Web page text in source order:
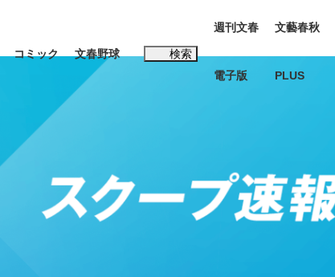
コミック 文春野球 検索
週刊文春
電子版
文藝春秋
PLUS